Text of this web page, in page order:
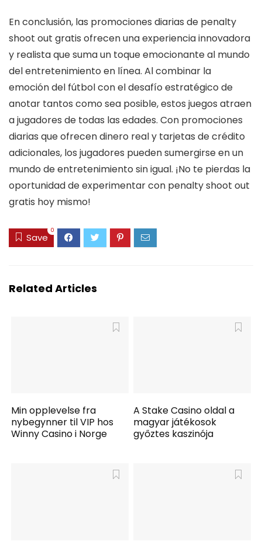
En conclusión, las promociones diarias de penalty
shoot out gratis ofrecen una experiencia innovadora
y realista que suma un toque emocionante al mundo
del entretenimiento en línea. Al combinar la
emoción del fútbol con el desafío estratégico de
anotar tantos como sea posible, estos juegos atraen
a jugadores de todas las edades. Con promociones
diarias que ofrecen dinero real y tarjetas de crédito
adicionales, los jugadores pueden sumergirse en un
mundo de entretenimiento sin igual. ¡No te pierdas la
oportunidad de experimentar con penalty shoot out
gratis hoy mismo!
Save
0
Related Articles
Min opplevelse fra
nybegynner til VIP hos
Winny Casino i Norge
A Stake Casino oldal a
magyar játékosok
győztes kaszinója